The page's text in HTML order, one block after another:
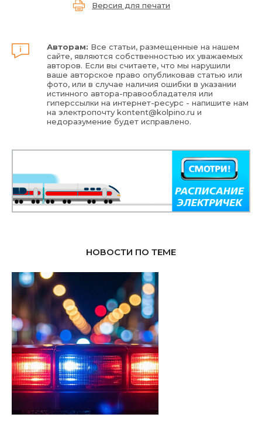
Версия для печати
Авторам: Все статьи, размещенные на нашем
сайте, являются собственностью их уважаемых
авторов. Если вы считаете, что мы нарушили
ваше авторское право опубликовав статью или
фото, или в случае наличия ошибки в указании
истинного автора-правообладателя или
гиперссылки на интернет-ресурс - напишите нам
на электропочтуkontent@kolpino.ru и
недоразумение будет исправлено.
НОВОСТИ ПО ТЕМЕ